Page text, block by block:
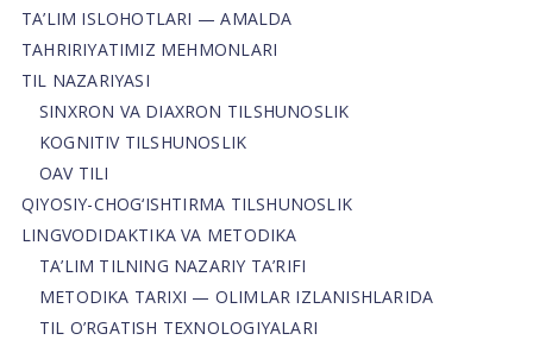
TA’LIM ISLOHOTLARI — AMALDA
TAHRIRIYATIMIZ MEHMONLARI
TIL NAZARIYASI
SINXRON VA DIAXRON TILSHUNOSLIK
KOGNITIV TILSHUNOSLIK
OAV TILI
QIYOSIY-CHOG‘ISHTIRMA TILSHUNOSLIK
LINGVODIDAKTIKA VA METODIKA
TA’LIM TILNING NAZARIY TA’RIFI
METODIKA TARIXI — OLIMLAR IZLANISHLARIDA
TIL O’RGATISH TEXNOLOGIYALARI